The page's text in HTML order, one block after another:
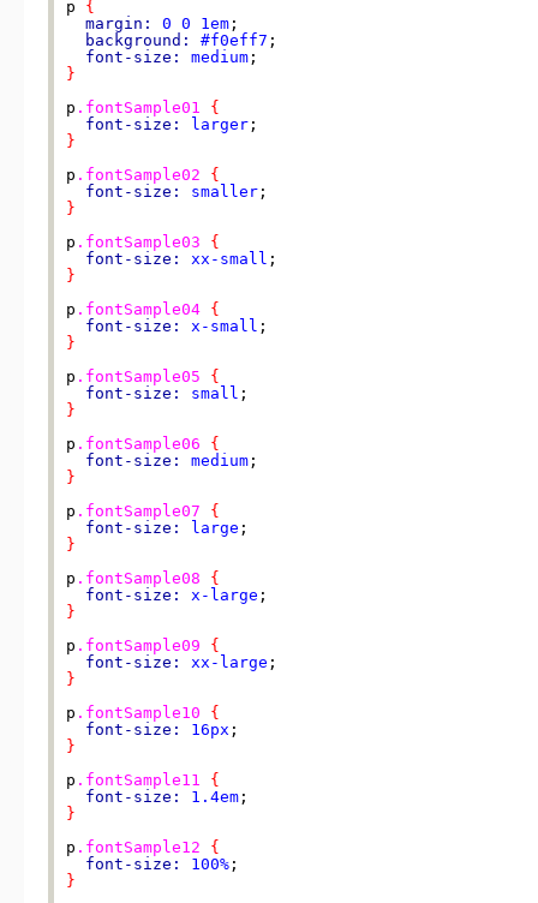
p {
margin:
0 0 1em ;
background:
#f0eff7 ;
font-size:
medium
}
p .fontSample01
{
font-size:
larger
}
p .fontSample02
{
font-size:
smaller
}
p .fontSample03
{
font-size:
xx-small
}
p .fontSample04 {
font-size:
x-small
}
p .fontSample05
{
font-size:
small
}
p .fontSample06
{
font-size:
medium
}
p .fontSample07
{
font-size:
large
}
p .fontSample08
{
font-size:
x-large
}
p .fontSample09
{
font-size:
xx-large
}
p .fontSample10
{
font-size:
16px
}
p .fontSample11
{
font-size:
1.4em
}
p .fontSample12
{
font-size:
100%
}